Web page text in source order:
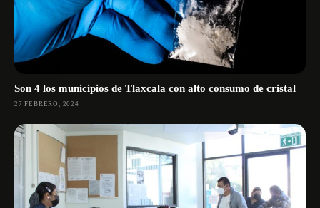
Son 4 los municipios de Tlaxcala con alto consumo de cristal
27 FEBRERO, 2024